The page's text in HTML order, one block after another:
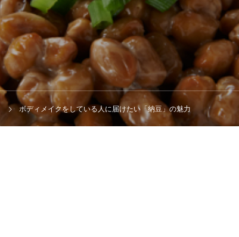
ボディメイクをしている人に届けたい「納豆」の魅力